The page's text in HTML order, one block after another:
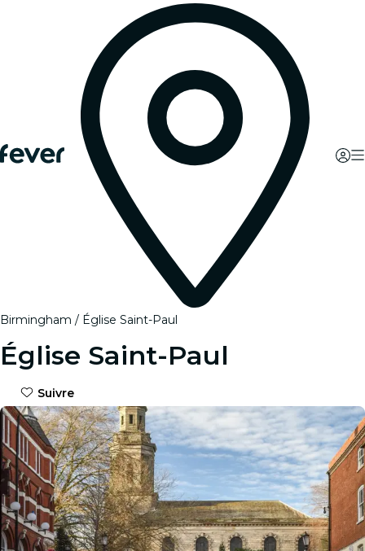
Birmingham Église Saint-Paul
Église Saint-Paul
Suivre